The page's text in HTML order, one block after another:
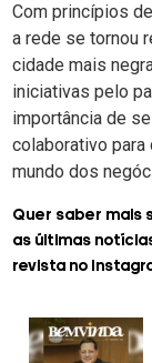
Com princípios
a rede se tornou
cidade mais
iniciativas pelo
importância de
colaborativo para
mundo dos
Quer saber mais
as últimas
revista no